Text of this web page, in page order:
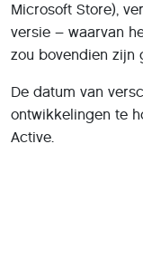
Microsoft Store),
versie – waarvan
zou bovendien zijn
De datum van
ontwikkelingen te
Active.